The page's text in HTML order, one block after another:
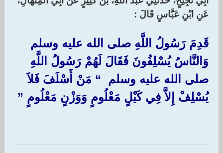
عَنِ ابْنِ عَبَّاسٍ قَالَ :‏ ‏
قَدِمَ رَسُولُ اللَّهِ صلى الله عليه وسلم
وَالنَّاسُ يُسْلِفُونَ فَقَالَ لَهُمْ رَسُولُ اللَّهِ
صلى الله عليه وسلم ‏ “‏ مَنْ أَسْلَفَ فَلاَ
يُسْلِفْ إِلاَّ فِي كَيْلٍ مَعْلُومٍ وَوَزْنٍ مَعْلُومٍ ‏”‏